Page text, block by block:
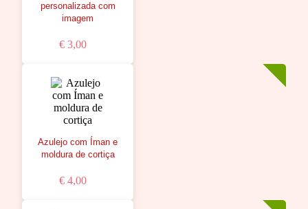
personalizada com
imagem
€ 3,00
Azulejo com Íman e
moldura de cortiça
€ 4,00